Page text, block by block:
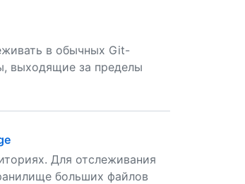
в обычных Git-
выходящие за пределы
Для отслеживания
больших файлов